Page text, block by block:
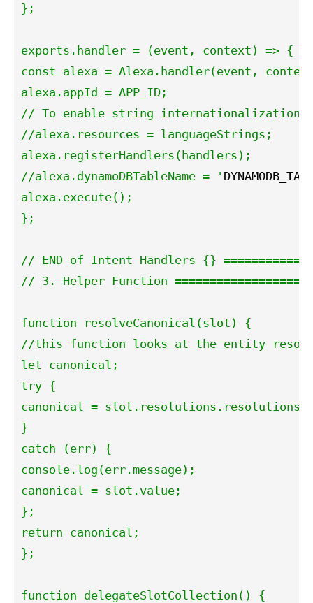
};
exports.handler = (event, context) => {
const alexa = Alexa.handler(event,
alexa.appId = APP_ID;
// To enable string internationalization
//alexa.resources = languageStrings;
alexa.registerHandlers(handlers);
//alexa.dynamoDBTableName = '
alexa.execute();
};
// END of Intent Handlers {}
// 3. Helper Function
function resolveCanonical(slot) {
//this function looks at the entity
let canonical;
try {
canonical =
}
catch (err) {
console.log(err.message);
canonical = slot.value;
};
return canonical;
};
function delegateSlotCollection() {